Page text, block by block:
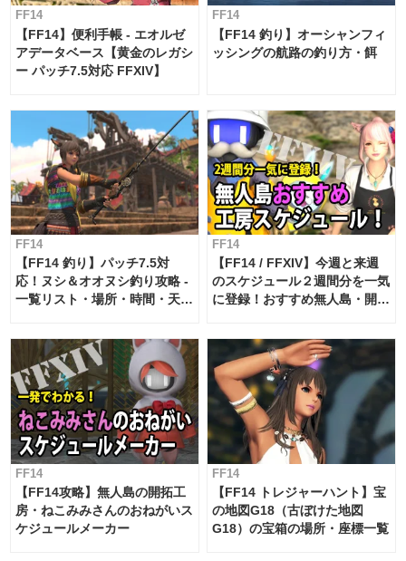
FF14
【FF14】便利手帳 - エオルゼ
アデータベース【黄金のレガシ
ー パッチ7.5対応 FFXIV】
FF14
【FF14 釣り】オーシャンフィ
ッシングの航路の釣り方・餌
FF14
【FF14 釣り】パッチ7.5対
応！ヌシ＆オオヌシ釣り攻略 -
一覧リスト・場所・時間・天
FF14
【FF14 / FFXIV】今週と来週
のスケジュール２週間分を一気
に登録！おすすめ無人島・開拓
対応 / 毎週更新中】
FF14
【FF14攻略】無人島の開拓工
房・ねこみみさんのおねがいス
ケジュールメーカー
FF14
【FF14 トレジャーハント】宝
の地図G18（古ぼけた地図
G18）の宝箱の場所・座標一覧